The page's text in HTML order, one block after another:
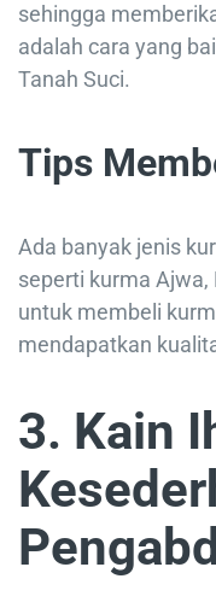
sehingga
adalah cara yang
Tanah Suci.
Tips
Ada banyak jenis
seperti kurma Ajwa,
untuk membeli
mendapatkan
3. Kain